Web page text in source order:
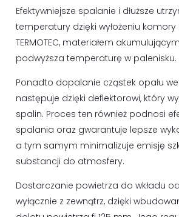
Efektywniejsze spalanie i dłuższe
temperatury dzięki wyłożeniu
TERMOTEC, materiałem
podwyższa temperaturę w palenisku.
Ponadto dopalanie cząstek opału we
następuje dzięki deflektorowi, który
spalin. Proces ten również podnosi
spalania oraz gwarantuje lepsze
a tym samym minimalizuje emisję
substancji do atmosfery.
Dostarczanie powietrza do wkładu
wyłącznie z zewnątrz, dzięki